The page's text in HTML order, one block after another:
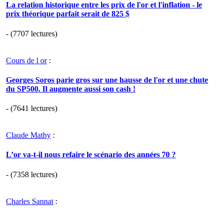
La relation historique entre les prix de l'or et l'inflation - le
prix théorique parfait serait de 825 $
- (7707 lectures)
Cours de l or:
Georges Soros parie gros sur une hausse de l'or et une chute
du SP500. Il augmente aussi son cash !
- (7641 lectures)
Claude Mathy :
L’or va-t-il nous refaire le scénario des années 70 ?
- (7358 lectures)
Charles Sannat :